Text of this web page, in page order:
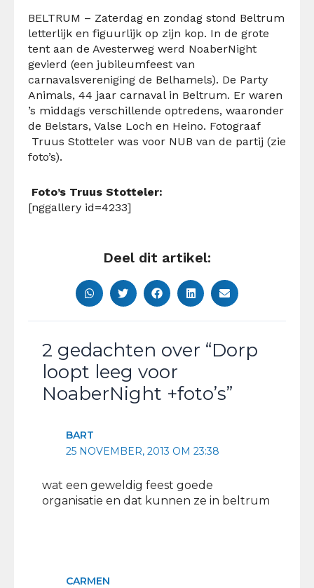
BELTRUM – Zaterdag en zondag stond Beltrum
letterlijk en figuurlijk op zijn kop. In de grote
tent aan de Avesterweg werd NoaberNight
gevierd (een jubileumfeest van
carnavalsvereniging de Belhamels). De Party
Animals, 44 jaar carnaval in Beltrum. Er waren
’s middags verschillende optredens, waaronder
de Belstars, Valse Loch en Heino. Fotograaf
Truus Stotteler was voor NUB van de partij (zie
foto’s).
Foto’s Truus Stotteler:
[nggallery id=4233]
Deel dit artikel:
2 gedachten over “Dorp
loopt leeg voor
NoaberNight +foto’s”
BART
25 NOVEMBER, 2013 OM 23:38
wat een geweldig feest goede
organisatie en dat kunnen ze in beltrum
CARMEN